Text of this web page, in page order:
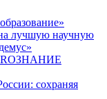
лучшую научную
сохраняя